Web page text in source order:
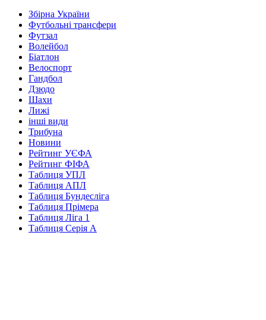
Збірна України
Футбольні трансфери
Футзал
Волейбол
Біатлон
Велоспорт
Гандбол
Дзюдо
Шахи
Лижі
інші види
Трибуна
Новини
Рейтинг УЄФА
Рейтинг ФІФА
Таблиця УПЛ
Таблиця АПЛ
Таблиця Бундесліга
Таблиця Прімера
Таблиця Ліга 1
Таблиця Серія А